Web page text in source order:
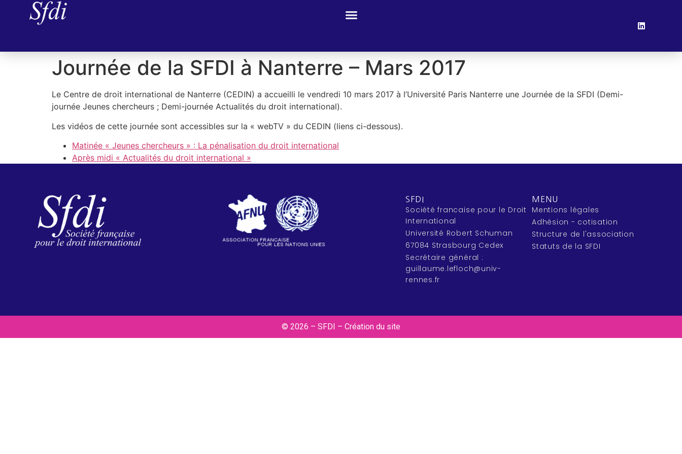
Journée de la SFDI à Nanterre – Mars 2017
Le Centre de droit international de Nanterre (CEDIN) a accueilli le vendredi 10 mars 2017 à l’Université Paris Nanterre une Journée de la SFDI (Demi-
journée Jeunes chercheurs ; Demi-journée Actualités du droit international).
Les vidéos de cette journée sont accessibles sur la « webTV » du CEDIN (liens ci-dessous).
Matinée « Jeunes chercheurs » : La pénalisation du droit international
Après midi « Actualités du droit international »
SFDI
Société francaise pour le Droit
International
Université Robert Schuman
67084 Strasbourg Cedex
Secrétaire général :
guillaume.lefloch@univ-
rennes.fr
MENU
Mentions légales
Adhésion - cotisation
Structure de l'association
Statuts de la SFDI
© 2026 – SFDI – Création du site